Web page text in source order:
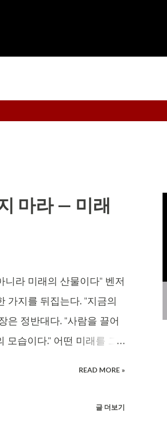
마라 — 미래
라 미래의 산물이다" 벤저
가지를 뒤집는다. "지금의
은 정반대다. "사람을 끌어
모습이다." 어떤 미래를 그
READ MORE »
글 더보기